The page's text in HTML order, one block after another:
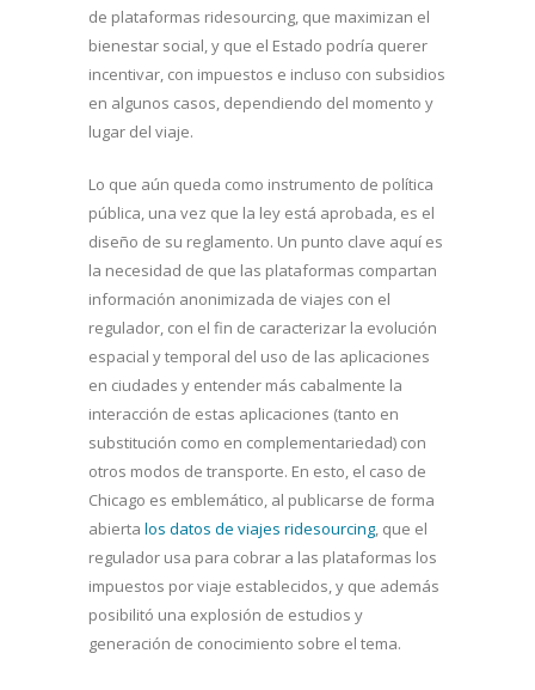
de plataformas ridesourcing, que maximizan el
bienestar social, y que el Estado podría querer
incentivar, con impuestos e incluso con subsidios
en algunos casos, dependiendo del momento y
lugar del viaje.
Lo que aún queda como instrumento de política
pública, una vez que la ley está aprobada, es el
diseño de su reglamento. Un punto clave aquí es
la necesidad de que las plataformas compartan
información anonimizada de viajes con el
regulador, con el fin de caracterizar la evolución
espacial y temporal del uso de las aplicaciones
en ciudades y entender más cabalmente la
interacción de estas aplicaciones (tanto en
substitución como en complementariedad) con
otros modos de transporte. En esto, el caso de
Chicago es emblemático, al publicarse de forma
abierta los datos de viajes ridesourcing, que el
regulador usa para cobrar a las plataformas los
impuestos por viaje establecidos, y que además
posibilitó una explosión de estudios y
generación de conocimiento sobre el tema.